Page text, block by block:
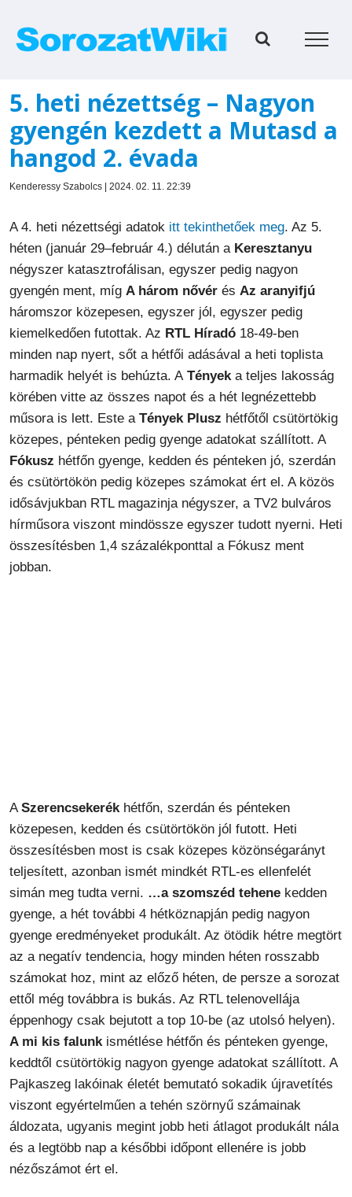
5. heti nézettség – Nagyon
gyengén kezdett a Mutasd a
hangod 2. évada
Kenderessy Szabolcs | 2024. 02. 11. 22:39
A 4. heti nézettségi adatok itt tekinthetőek meg. Az 5.
héten (január 29–február 4.) délután a Keresztanyu
négyszer katasztrofálisan, egyszer pedig nagyon
gyengén ment, míg A három nővér és Az aranyifjú
háromszor közepesen, egyszer jól, egyszer pedig
kiemelkedően futottak. Az RTL Híradó 18-49-ben
minden nap nyert, sőt a hétfői adásával a heti toplista
harmadik helyét is behúzta. ATényeka teljes lakosság
körében vitte az összes napot és a hét legnézettebb
műsora is lett. Este a Tények Plusz hétfőtől csütörtökig
közepes, pénteken pedig gyenge adatokat szállított. A
Fókusz hétfőn gyenge, kedden és pénteken jó, szerdán
és csütörtökön pedig közepes számokat ért el. A közös
idősávjukban RTL magazinja négyszer, a TV2 bulváros
hírműsora viszont mindössze egyszer tudott nyerni. Heti
összesítésben 1,4 százalékponttal a Fókusz ment
jobban.
A Szerencsekerék hétfőn, szerdán és pénteken
közepesen, kedden és csütörtökön jól futott. Heti
összesítésben most is csak közepes közönségarányt
teljesített, azonban ismét mindkét RTL-es ellenfelét
simán meg tudta verni. …a szomszéd tehene kedden
gyenge, a hét további 4 hétköznapján pedig nagyon
gyenge eredményeket produkált. Az ötödik hétre megtört
az a negatív tendencia, hogy minden héten rosszabb
számokat hoz, mint az előző héten, de persze a sorozat
ettől még továbbra is bukás. Az RTL telenovellája
éppenhogy csak bejutott a top 10-be (az utolsó helyen).
A mi kis falunk ismétlése hétfőn és pénteken gyenge,
keddtől csütörtökig nagyon gyenge adatokat szállított. A
Pajkaszeg lakóinak életét bemutató sokadik újravetítés
viszont egyértelműen a tehén szörnyű számainak
áldozata, ugyanis megint jobb heti átlagot produkált nála
és a legtöbb nap a későbbi időpont ellenére is jobb
nézőszámot ért el.